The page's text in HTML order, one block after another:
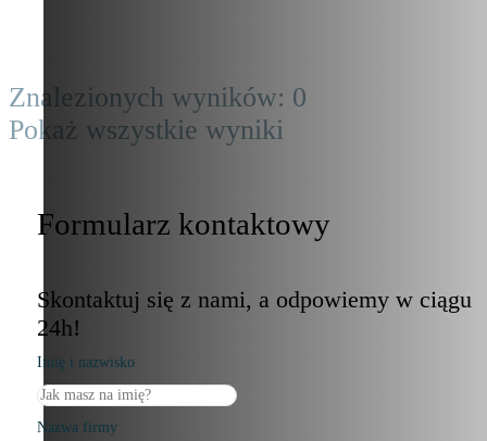
Znalezionych wyników: 0
Pokaż wszystkie wyniki
Formularz kontaktowy
Skontaktuj się z nami, a odpowiemy w ciągu
24h!
Imię i nazwisko
Nazwa firmy